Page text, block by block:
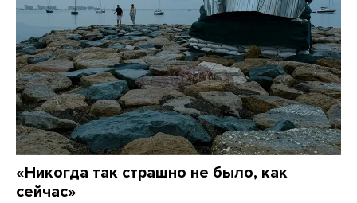
«Никогда так страшно не было, как
сейчас»